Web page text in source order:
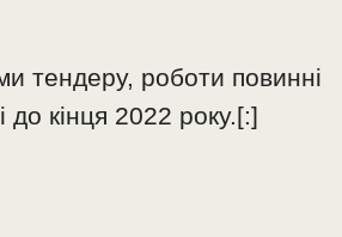
тендеру, роботи повинні
до кінця 2022 року.[:]